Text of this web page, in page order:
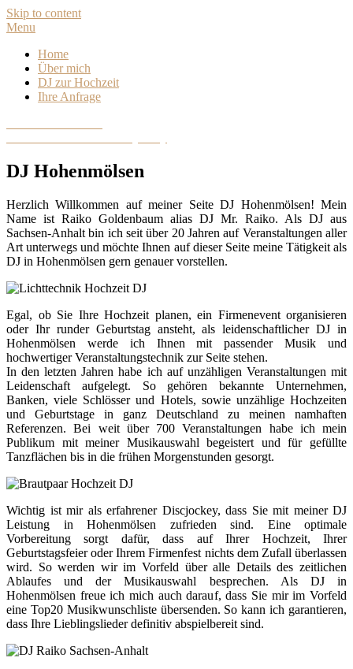
Skip to content
Menu
Home
Über mich
DJ zur Hochzeit
Ihre Anfrage
DJ Hohenmölsen
Herzlich Willkommen auf meiner Seite DJ Hohenmölsen! Mein
Name ist Raiko Goldenbaum alias DJ Mr. Raiko. Als DJ aus
Sachsen-Anhalt bin ich seit über 20 Jahren auf Veranstaltungen aller
Art unterwegs und möchte Ihnen auf dieser Seite meine Tätigkeit als
DJ in Hohenmölsen gern genauer vorstellen.
Egal, ob Sie Ihre Hochzeit planen, ein Firmenevent organisieren
oder Ihr runder Geburtstag ansteht, als leidenschaftlicher DJ in
Hohenmölsen werde ich Ihnen mit passender Musik und
hochwertiger Veranstaltungstechnik zur Seite stehen.
In den letzten Jahren habe ich auf unzähligen Veranstaltungen mit
Leidenschaft aufgelegt. So gehören bekannte Unternehmen,
Banken, viele Schlösser und Hotels, sowie unzählige Hochzeiten
und Geburtstage in ganz Deutschland zu meinen namhaften
Referenzen. Bei weit über 700 Veranstaltungen habe ich mein
Publikum mit meiner Musikauswahl begeistert und für gefüllte
Tanzflächen bis in die frühen Morgenstunden gesorgt.
Wichtig ist mir als erfahrener Discjockey, dass Sie mit meiner DJ
Leistung in Hohenmölsen zufrieden sind. Eine optimale
Vorbereitung sorgt dafür, dass auf Ihrer Hochzeit, Ihrer
Geburtstagsfeier oder Ihrem Firmenfest nichts dem Zufall überlassen
wird. So werden wir im Vorfeld über alle Details des zeitlichen
Ablaufes und der Musikauswahl besprechen. Als DJ in
Hohenmölsen freue ich mich auch darauf, dass Sie mir im Vorfeld
eine Top20 Musikwunschliste übersenden. So kann ich garantieren,
dass Ihre Lieblingslieder definitiv abspielbereit sind.